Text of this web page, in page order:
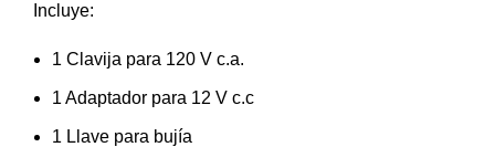
Incluye:
1 Clavija para 120 V c.a.
1 Adaptador para 12 V c.c
1 Llave para bujía